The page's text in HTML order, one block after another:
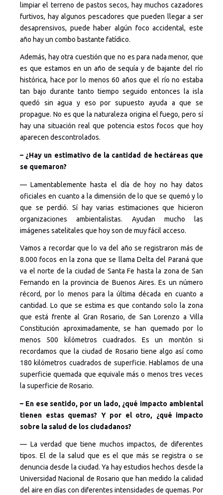
limpiar el terreno de pastos secos, hay muchos cazadores
furtivos, hay algunos pescadores que pueden llegar a ser
desaprensivos, puede haber algún foco accidental, este
año hay un combo bastante fatídico.
Además, hay otra cuestión que no es para nada menor, que
es que estamos en un año de sequía y de bajante del río
histórica, hace por lo menos 60 años que el río no estaba
tan bajo durante tanto tiempo seguido entonces la isla
quedó sin agua y eso por supuesto ayuda a que se
propague. No es que la naturaleza origina el fuego, pero sí
hay una situación real que potencia estos focos que hoy
aparecen descontrolados.
– ¿Hay un estimativo de la cantidad de hectáreas que
se quemaron?
— Lamentablemente hasta el día de hoy no hay datos
oficiales en cuanto a la dimensión de lo que se quemó y lo
que se perdió. Sí hay varias estimaciones que hicieron
organizaciones ambientalistas. Ayudan mucho las
imágenes satelitales que hoy son de muy fácil acceso.
Vamos a recordar que lo va del año se registraron más de
8.000 focos en la zona que se llama Delta del Paraná que
va el norte de la ciudad de Santa Fe hasta la zona de San
Fernando en la provincia de Buenos Aires. Es un número
récord, por lo menos para la última década en cuanto a
cantidad. Lo que se estima es que contando solo la zona
que está frente al Gran Rosario, de San Lorenzo a Villa
Constitución aproximadamente, se han quemado por lo
menos 500 kilómetros cuadrados. Es un montón si
recordamos que la ciudad de Rosario tiene algo así como
180 kilómetros cuadrados de superficie. Hablamos de una
superficie quemada que equivale más o menos tres veces
la superficie de Rosario.
– En ese sentido, por un lado, ¿qué impacto ambiental
tienen estas quemas? Y por el otro, ¿qué impacto
sobre la salud de los ciudadanos?
— La verdad que tiene muchos impactos, de diferentes
tipos. El de la salud que es el que más se registra o se
denuncia desde la ciudad. Ya hay estudios hechos desde la
Universidad Nacional de Rosario que han medido la calidad
del aire en días con diferentes intensidades de quemas. Por